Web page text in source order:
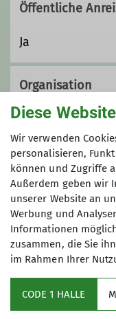
Öffentliche
Ja
Organisation
Karlheinz
0151
Sektionsarchiv
Diese
Wir verwenden
personalisieren,
können und Zugriffe
Außerdem geben wir
unserer Website an
Werbung und
Informationen
zusammen, die Sie
im Rahmen Ihrer
CODE 1 HALLE